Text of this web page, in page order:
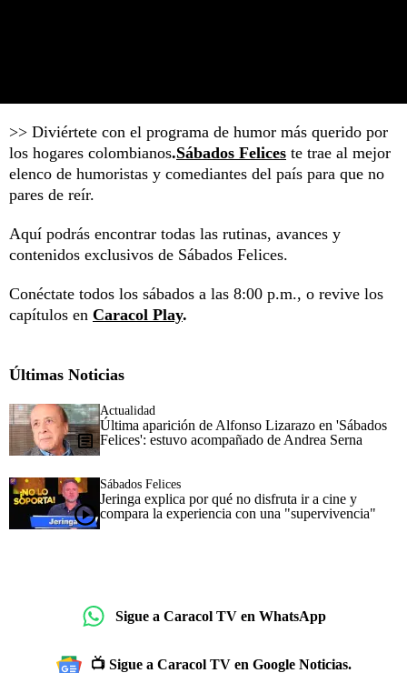
>> Diviértete con el programa de humor más querido por
los hogares colombianos.Sábados Felices te trae al mejor
elenco de humoristas y comediantes del país para que no
pares de reír.
Aquí podrás encontrar todas las rutinas, avances y
contenidos exclusivos de Sábados Felices.
Conéctate todos los sábados a las 8:00 p.m., o revive los
capítulos en Caracol Play.
Últimas Noticias
Actualidad
Última aparición de Alfonso Lizarazo en 'Sábados
Felices': estuvo acompañado de Andrea Serna
Sábados Felices
Jeringa explica por qué no disfruta ir a cine y
compara la experiencia con una "supervivencia"
Sigue a Caracol TV en WhatsApp
📺 Sigue a Caracol TV en Google Noticias.